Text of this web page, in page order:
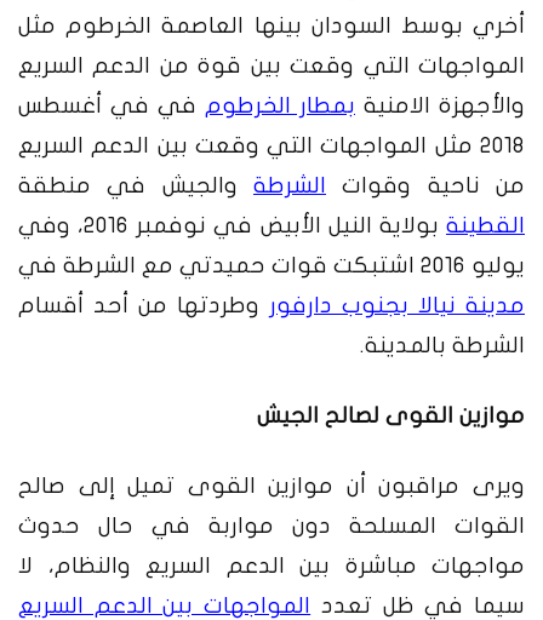
أخري بوسط السودان بينها العاصمة الخرطوم مثل
المواجهات التي وقعت بين قوة من الدعم السريع
والأجهزة الامنية بمطار الخرطوم في في أغسطس
2018 مثل المواجهات التي وقعت بين الدعم السريع
من ناحية وقوات
الشرطة والجيش في منطقة
القطينة
بولاية النيل الأبيض في نوفمبر 2016، وفي
يوليو 2016 اشتبكت قوات حميدتي مع الشرطة في
مدينة نيالا بجنوب دارفور وطردتها من أحد أقسام
الشرطة بالمدينة.
موازين القوى لصالح الجيش
ويرى مراقبون أن موازين القوى تميل إلى صالح
القوات المسلحة دون مواربة في حال حدوث
مواجهات مباشرة بين الدعم السريع والنظام، لا
سيما في ظل تعدد
المواجهات بين الدعم السريع